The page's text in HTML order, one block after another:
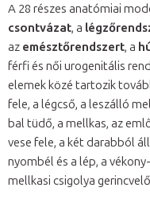
A 28 részes anatómiai
csontvázat, a
az emésztőrendszert, a
férfi és női urogenitális
elemek közé tartozik
fele, a légcső, a leszálló
bal tüdő, a mellkas, az
vese fele, a két darabból
nyombél és a lép, a
mellkasi csigolya